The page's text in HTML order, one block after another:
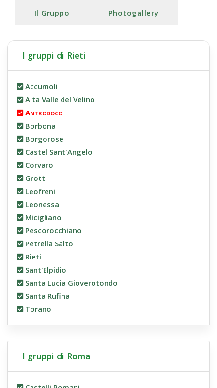
Il Gruppo Photogallery
I gruppi di Rieti
Accumoli
Alta Valle del Velino
Antrodoco
Borbona
Borgorose
Castel Sant'Angelo
Corvaro
Grotti
Leofreni
Leonessa
Micigliano
Pescorocchiano
Petrella Salto
Rieti
Sant'Elpidio
Santa Lucia Gioverotondo
Santa Rufina
Torano
I gruppi di Roma